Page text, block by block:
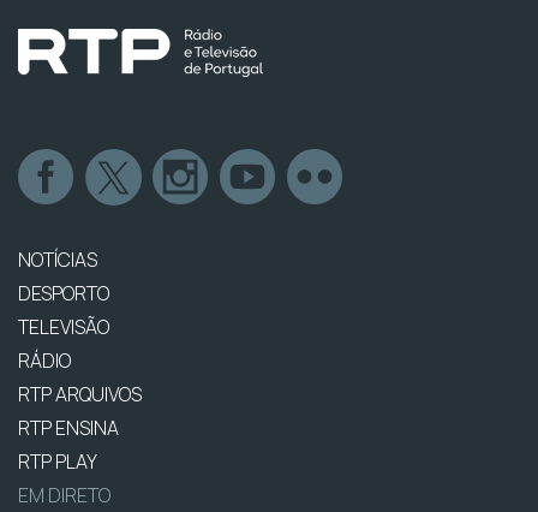
NOTÍCIAS
DESPORTO
TELEVISÃO
RÁDIO
RTP ARQUIVOS
RTP ENSINA
RTP PLAY
EM DIRETO